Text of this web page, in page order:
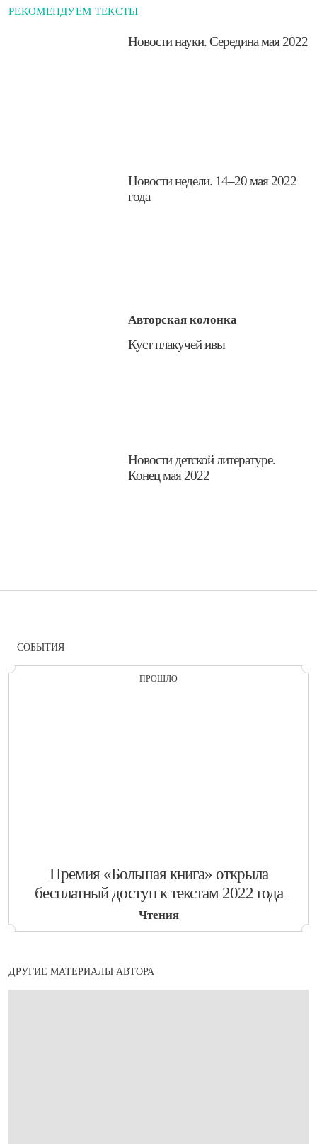
РЕКОМЕНДУЕМ ТЕКСТЫ
Новости науки. Середина мая 2022
​Новости недели. 14–20 мая 2022
года
Авторская колонка
​Куст плакучей ивы
​Новости детской литературе.
Конец мая 2022
СОБЫТИЯ
ПРОШЛО
​Премия «Большая книга» открыла
бесплатный доступ к текстам 2022 года
Чтения
ДРУГИЕ МАТЕРИАЛЫ АВТОРА